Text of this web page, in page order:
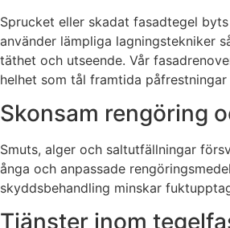
Sprucket eller skadat fasadtegel
använder lämpliga lagningstekniker
täthet och utseende. Vår
helhet som tål framtida
Skonsam rengöring
Smuts, alger och saltutfällningar
ånga och anpassade
skyddsbehandling minskar
Tjänster inom